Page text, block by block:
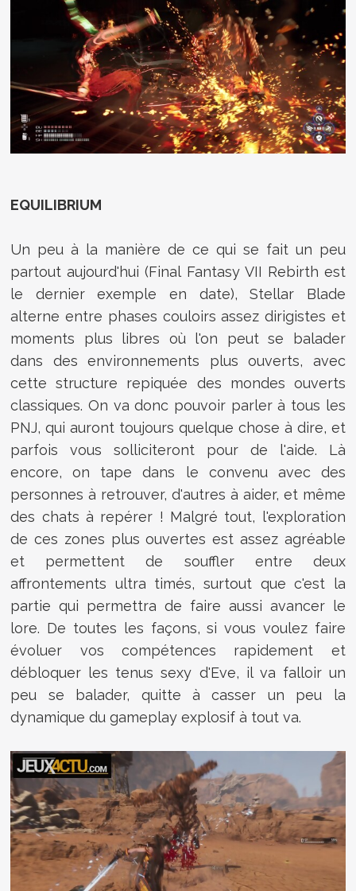
EQUILIBRIUM
Un peu à la manière de ce qui se fait un peu
partout aujourd'hui (Final Fantasy VII Rebirth est
le dernier exemple en date), Stellar Blade
alterne entre phases couloirs assez dirigistes et
moments plus libres où l'on peut se balader
dans des environnements plus ouverts, avec
cette structure repiquée des mondes ouverts
classiques. On va donc pouvoir parler à tous les
PNJ, qui auront toujours quelque chose à dire, et
parfois vous solliciteront pour de l'aide. Là
encore, on tape dans le convenu avec des
personnes à retrouver, d'autres à aider, et même
des chats à repérer ! Malgré tout, l'exploration
de ces zones plus ouvertes est assez agréable
et permettent de souffler entre deux
affrontements ultra timés, surtout que c'est la
partie qui permettra de faire aussi avancer le
lore. De toutes les façons, si vous voulez faire
évoluer vos compétences rapidement et
débloquer les tenus sexy d'Eve, il va falloir un
peu se balader, quitte à casser un peu la
dynamique du gameplay explosif à tout va.